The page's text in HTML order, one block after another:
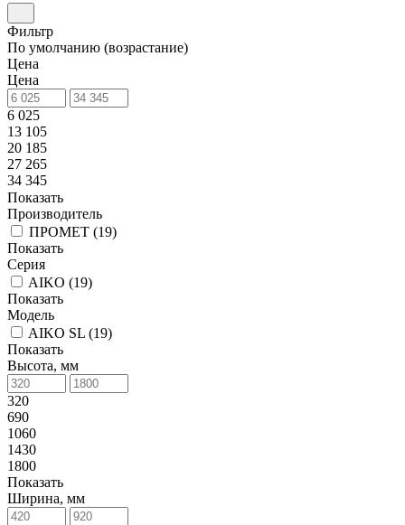
Фильтр
По умолчанию (возрастание)
Цена
Цена
6 025
13 105
20 185
27 265
34 345
Показать
Производитель
ПРОМЕТ (19)
Показать
Серия
AIKO (19)
Показать
Модель
AIKO SL (19)
Показать
Высота, мм
320
690
1060
1430
1800
Показать
Ширина, мм